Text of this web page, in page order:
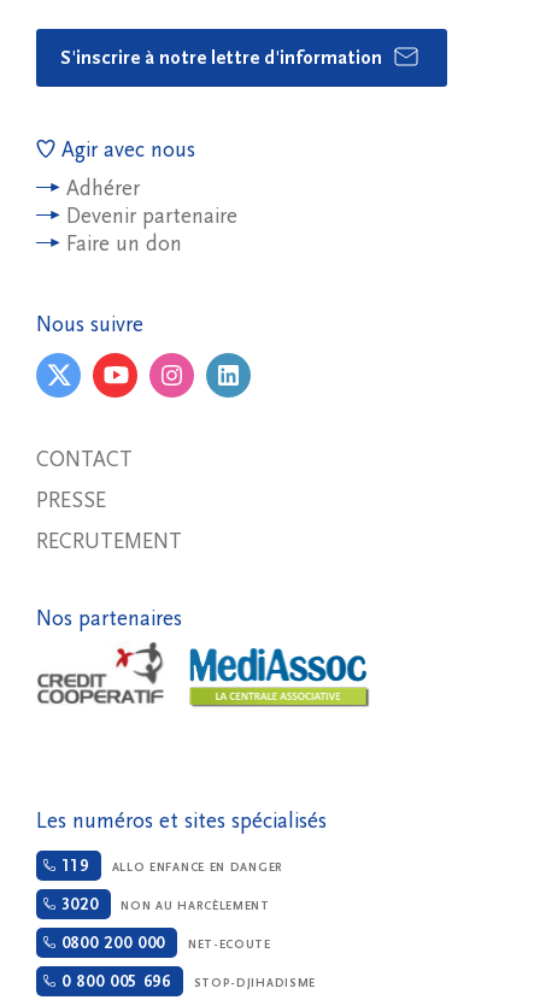
S'inscrire à notre lettre d'information
Agir avec nous
Adhérer
Devenir partenaire
Faire un don
Nous suivre
CONTACT
PRESSE
RECRUTEMENT
Nos partenaires
Les numéros et sites spécialisés
119 ALLO ENFANCE EN DANGER
3020 NON AU HARCÈLEMENT
0800 200 000 NET-ECOUTE
0 800 005 696 STOP-DJIHADISME